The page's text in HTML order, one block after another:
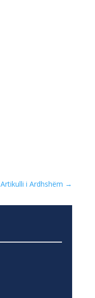
Artikulli i Ardhshëm →